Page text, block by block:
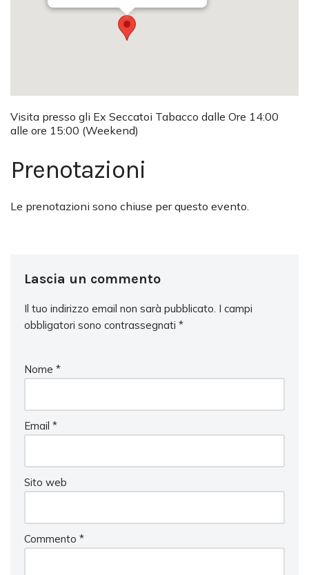
Visita presso gli Ex Seccatoi Tabacco dalle Ore 14:00
alle ore 15:00 (Weekend)
Prenotazioni
Le prenotazioni sono chiuse per questo evento.
Lascia un commento
Il tuo indirizzo email non sarà pubblicato. I campi
obbligatori sono contrassegnati *
Nome *
Email *
Sito web
Commento *